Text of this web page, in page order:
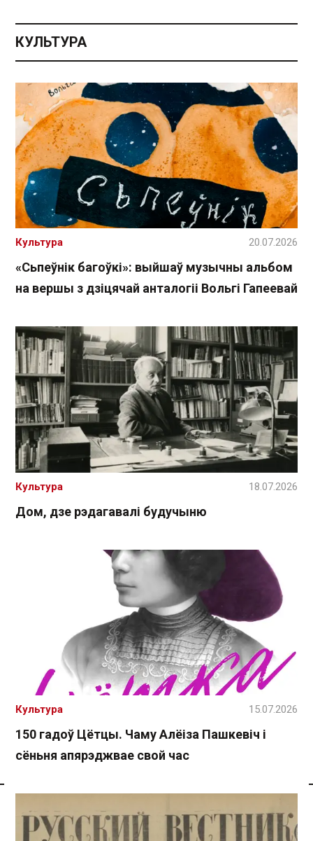
КУЛЬТУРА
«Сьпеўнік багоўкі»: выйшаў музычны альбом
на вершы з дзіцячай анталогіі Вольгі Гапеевай
Культура 20.07.2026
Дом, дзе рэдагавалі будучыню
Культура 18.07.2026
150 гадоў Цётцы. Чаму Алёіза Пашкевіч і
сёньня апярэджвае свой час
Культура 15.07.2026